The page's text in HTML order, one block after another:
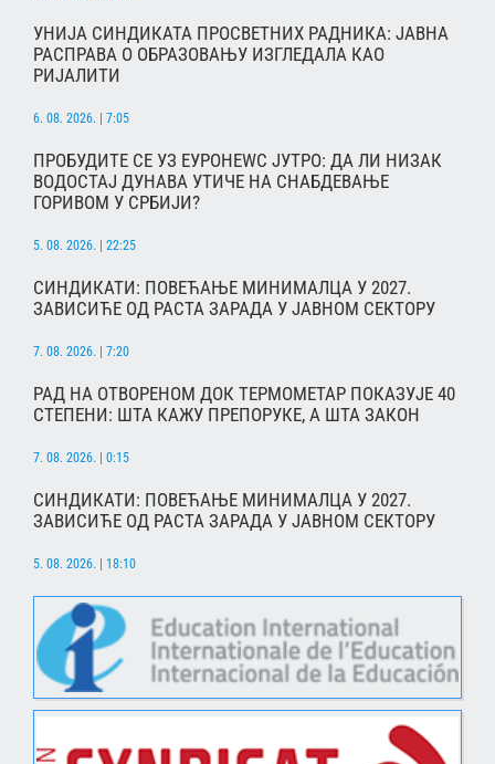
УНИЈА СИНДИКАТА ПРОСВЕТНИХ РАДНИКА: ЈАВНА
РАСПРАВА О ОБРАЗОВАЊУ ИЗГЛЕДАЛА КАО
РИЈАЛИТИ
6. 08. 2026. | 7:05
ПРОБУДИТЕ СЕ УЗ ЕУРОНЕWС ЈУТРО: ДА ЛИ НИЗАК
ВОДОСТАЈ ДУНАВА УТИЧЕ НА СНАБДЕВАЊЕ
ГОРИВОМ У СРБИЈИ?
5. 08. 2026. | 22:25
СИНДИКАТИ: ПОВЕЋАЊЕ МИНИМАЛЦА У 2027.
ЗАВИСИЋЕ ОД РАСТА ЗАРАДА У ЈАВНОМ СЕКТОРУ
7. 08. 2026. | 7:20
РАД НА ОТВОРЕНОМ ДОК ТЕРМОМЕТАР ПОКАЗУЈЕ 40
СТЕПЕНИ: ШТА КАЖУ ПРЕПОРУКЕ, А ШТА ЗАКОН
7. 08. 2026. | 0:15
СИНДИКАТИ: ПОВЕЋАЊЕ МИНИМАЛЦА У 2027.
ЗАВИСИЋЕ ОД РАСТА ЗАРАДА У ЈАВНОМ СЕКТОРУ
5. 08. 2026. | 18:10